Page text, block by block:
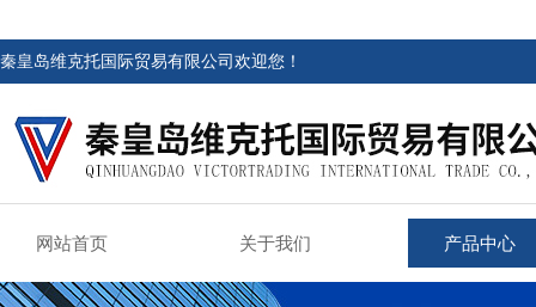
秦皇岛维克托国际贸易有限公司欢迎您！
网站首页 关于我们 产品中心